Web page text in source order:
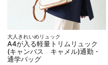
大人きれいめリュック
A4が入る軽量トリムリュック
(キャンバス キャメル)通勤・
通学バッグ